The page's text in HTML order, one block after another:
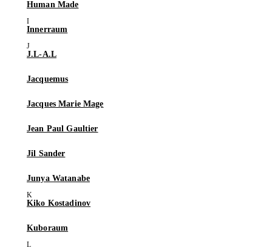
Human Made
Innerraum
J.L-A.L
Jacquemus
Jacques Marie Mage
Jean Paul Gaultier
Jil Sander
Junya Watanabe
Kiko Kostadinov
Kuboraum